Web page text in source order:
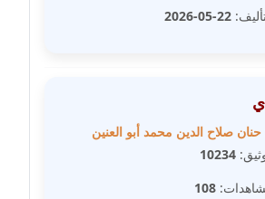
المسيري
رضوان
22-05-2026
حنان صلاح الدين محمد أبو العنين
10234
108